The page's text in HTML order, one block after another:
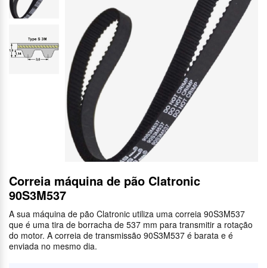
Correia máquina de pão Clatronic
90S3M537
A sua máquina de pão Clatronic utiliza uma correia 90S3M537
que é uma tira de borracha de 537 mm para transmitir a rotação
do motor. A correia de transmissão 90S3M537 é barata e é
enviada no mesmo dia.